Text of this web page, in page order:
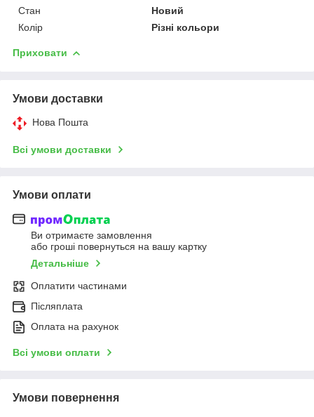
Стан
Новий
Колір
Різні кольори
Приховати
Умови доставки
Нова Пошта
Всі умови доставки
Умови оплати
Ви отримаєте замовлення
або гроші повернуться на вашу картку
Детальніше
Оплатити частинами
Післяплата
Оплата на рахунок
Всі умови оплати
Умови повернення